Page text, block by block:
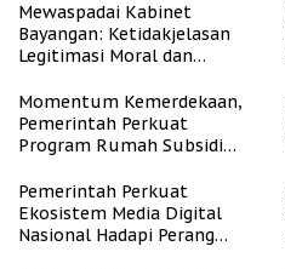
Mewaspadai Kabinet
Bayangan: Ketidakjelasan
Legitimasi Moral dan
Momentum Kemerdekaan,
Pemerintah Perkuat
Program Rumah Subsidi
Berpenghasilan Rendah
Pemerintah Perkuat
Ekosistem Media Digital
Nasional Hadapi Perang